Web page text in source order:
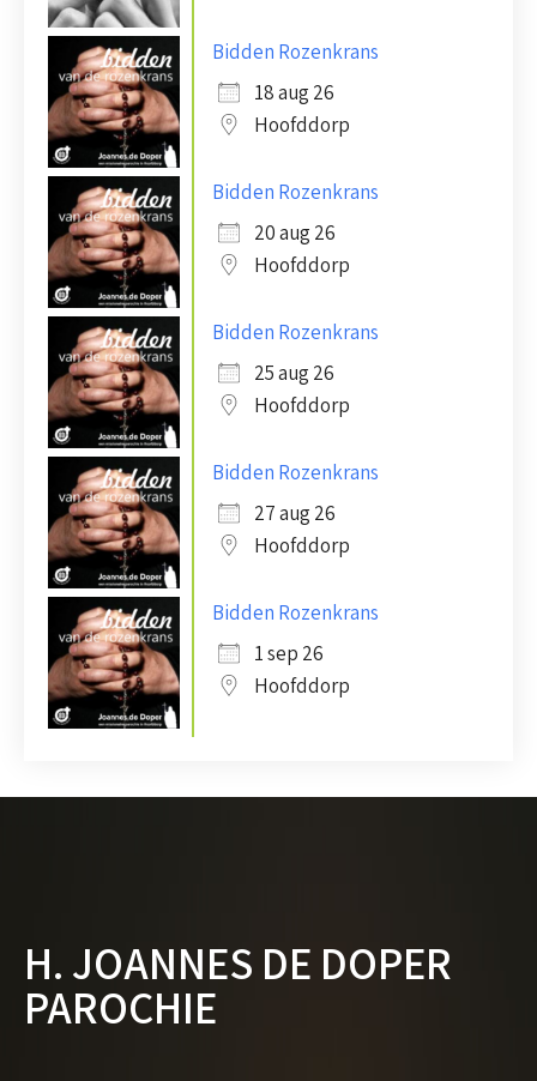
Bidden Rozenkrans
18 aug 26
Hoofddorp
Bidden Rozenkrans
20 aug 26
Hoofddorp
Bidden Rozenkrans
25 aug 26
Hoofddorp
Bidden Rozenkrans
27 aug 26
Hoofddorp
Bidden Rozenkrans
1 sep 26
Hoofddorp
H. JOANNES DE DOPER
PAROCHIE